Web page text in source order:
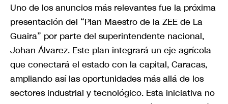
Uno de los anuncios más relevantes fue la próxima
presentación del “Plan Maestro de la ZEE de La
Guaira” por parte del superintendente nacional,
Johan Álvarez. Este plan integrará un eje agrícola
que conectará el estado con la capital, Caracas,
ampliando así las oportunidades más allá de los
sectores industrial y tecnológico. Esta iniciativa no